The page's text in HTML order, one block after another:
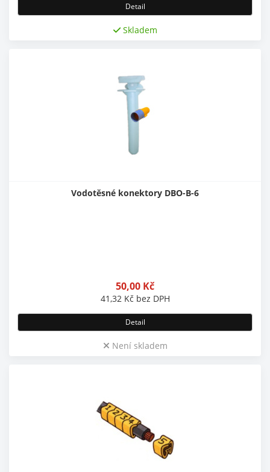
Detail
Skladem
Vodotěsné konektory DBO-B-6
50,00 Kč
41,32 Kč bez DPH
Detail
Není skladem